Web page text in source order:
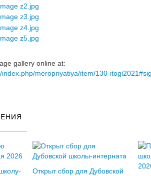
gallery online at:
meropriyatiya/item/130-
Открыт сбор для Дубовской